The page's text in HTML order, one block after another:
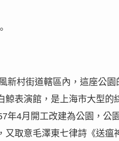
新村街道轄區內，這座公
表演館，是上海市大型的
年4月開工改建為公園，公
取意毛澤東七律詩《送瘟